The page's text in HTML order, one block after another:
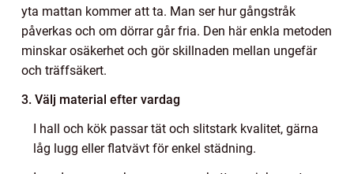
yta mattan kommer att ta. Man ser hur gångstråk
påverkas och om dörrar går fria. Den här enkla metoden
minskar osäkerhet och gör skillnaden mellan ungefär
och träffsäkert.
3. Välj material efter vardag
I hall och kök passar tät och slitstark kvalitet, gärna
låg lugg eller flatvävt för enkel städning.